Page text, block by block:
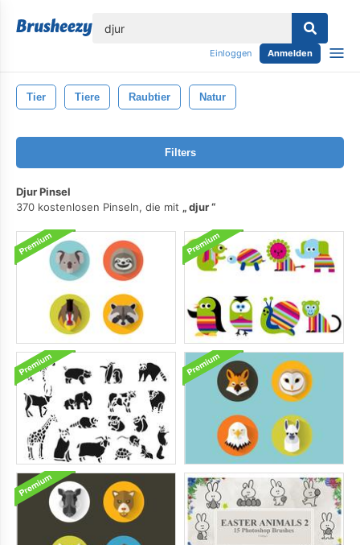
Einloggen Anmelden
Tier Tiere Raubtier Natur
Filters
Djur Pinsel
370 kostenlosen Pinseln, die mit
djur